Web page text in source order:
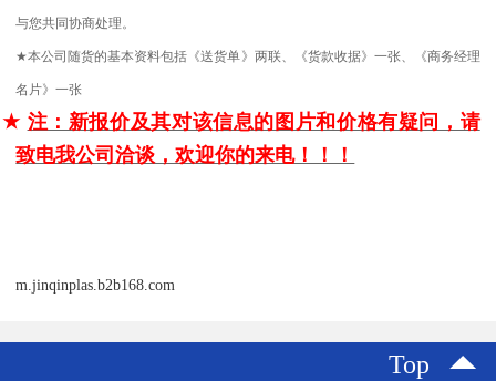
与您共同协商处理。
★本公司随货的基本资料包括《送货单》两联、《货款收据》一张、《商务经理
名片》一张
★ 注：新报价及其对该信息的图片和价格有疑问，请
致电我公司洽谈，欢迎你的来电！！！
m.jinqinplas.b2b168.com
Top